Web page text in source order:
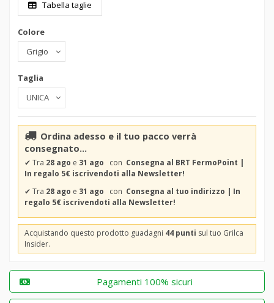
Tabella taglie
Colore
Taglia
Ordina adesso e il tuo pacco verrà
consegnato...
✔ Tra 28 ago e 31 ago con Consegna al BRT FermoPoint |
In regalo 5€ iscrivendoti alla Newsletter!
✔ Tra 28 ago e 31 ago con Consegna al tuo indirizzo | In
regalo 5€ iscrivendoti alla Newsletter!
Acquistando questo prodotto guadagni 44 punti sul tuo Grilca
Insider.
Pagamenti 100% sicuri